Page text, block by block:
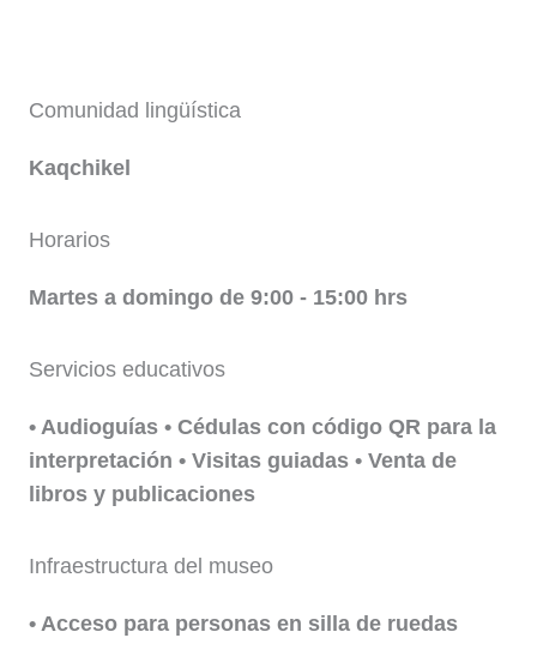
Comunidad lingüística
Kaqchikel
Horarios
Martes a domingo de 9:00 - 15:00 hrs
Servicios educativos
• Audioguías • Cédulas con código QR para la
interpretación • Visitas guiadas • Venta de
libros y publicaciones
Infraestructura del museo
• Acceso para personas en silla de ruedas